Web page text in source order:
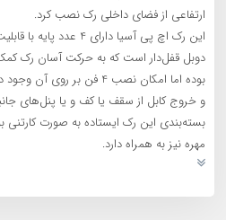
ارتفاعی از فضای داخلی رک نصب کرد.
دوبل قفل‌دار است که به حرکت آسان رک
و خروج کابل از سقف یا کف و یا پنل‌های
مهره نیز به همراه دارد.